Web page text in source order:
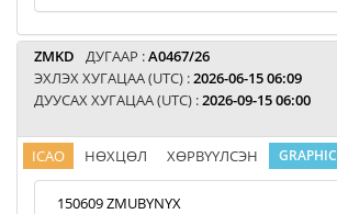
ZMKD ДУГААР :A0467/26
ЭХЛЭХ ХУГАЦАА (UTC) :2026-06-15 06:09
ДУУСАХ ХУГАЦАА (UTC) :2026-09-15 06:00
ICAO НӨХЦӨЛ ХӨРВҮҮЛСЭН GRAPHIC
150609 ZMUBYNYX